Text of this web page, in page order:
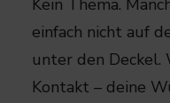
Kein Thema.
einfach nicht auf
unter den
Kontakt – deine